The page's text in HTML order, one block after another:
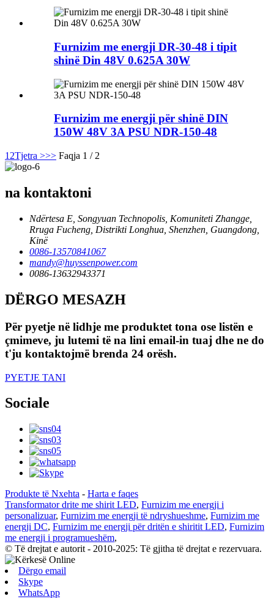
Furnizim me energji DR-30-48 i tipit
shinë Din 48V 0.625A 30W
Furnizim me energji për shinë DIN
150W 48V 3A PSU NDR-150-48
1 2Tjetra >>> Faqja 1 / 2
na kontaktoni
Ndërtesa E, Songyuan Technopolis, Komuniteti Zhangge,
Rruga Fucheng, Distrikti Longhua, Shenzhen, Guangdong,
Kinë
0086-13570841067
mandy@huyssenpower.com
0086-13632943371
DËRGO MESAZH
Për pyetje në lidhje me produktet tona ose listën e
çmimeve, ju lutemi të na lini email-in tuaj dhe ne do
t'ju kontaktojmë brenda 24 orësh.
PYETJE TANI
Sociale
Produkte të Nxehta - Harta e faqes
Transformator drite me shirit LED, Furnizim me energji i
personalizuar, Furnizim me energji të ndryshueshme, Furnizim me
energji DC, Furnizim me energji për dritën e shiritit LED, Furnizim
me energji i programueshëm,
© Të drejtat e autorit - 2010-2025: Të gjitha të drejtat e rezervuara.
Dërgo email
Skype
WhatsApp